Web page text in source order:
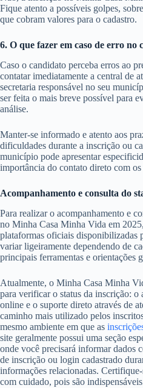
Fique atento a possíveis golpes,
que cobram valores para o cadastro.
6. O que fazer em caso de erro no
Caso o candidato perceba erros ao
contatar imediatamente a central de
secretaria responsável no seu
ser feita o mais breve possível para
análise.
Manter-se informado e atento aos
dificuldades durante a inscrição ou
município pode apresentar
importância do contato direto com
Acompanhamento e consulta do
Para realizar o acompanhamento e
no Minha Casa Minha Vida em
plataformas oficiais disponibilizadas
variar ligeiramente dependendo de
principais ferramentas e orientações
Atualmente, o Minha Casa Minha
para verificar o status da inscrição: o
online e o suporte direto através de
caminho mais utilizado pelos
mesmo ambiente em que as
site geralmente possui uma seção
onde você precisará informar dados
de inscrição ou login cadastrado
informações relacionadas.
com cuidado, pois são